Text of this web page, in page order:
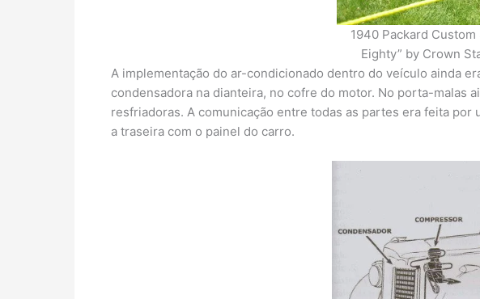
1940 Packard
Eighty” by Crown
A implementação do ar-condicionado dentro do veículo ainda
condensadora na dianteira, no cofre do motor. No porta-malas
resfriadoras. A comunicação entre todas as partes era feita
a traseira com o painel do carro.